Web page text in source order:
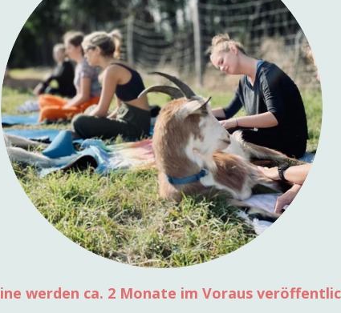
werden ca. 2 Monate im Voraus